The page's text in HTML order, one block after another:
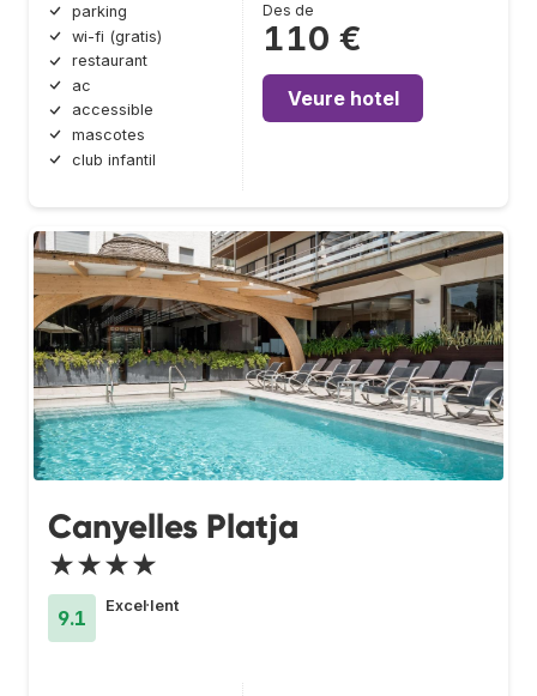
parking
wi-fi (gratis)
restaurant
ac
accessible
mascotes
club infantil
Des de
110 €
Veure hotel
Canyelles Platja
★★★★
9.1
Excel·lent